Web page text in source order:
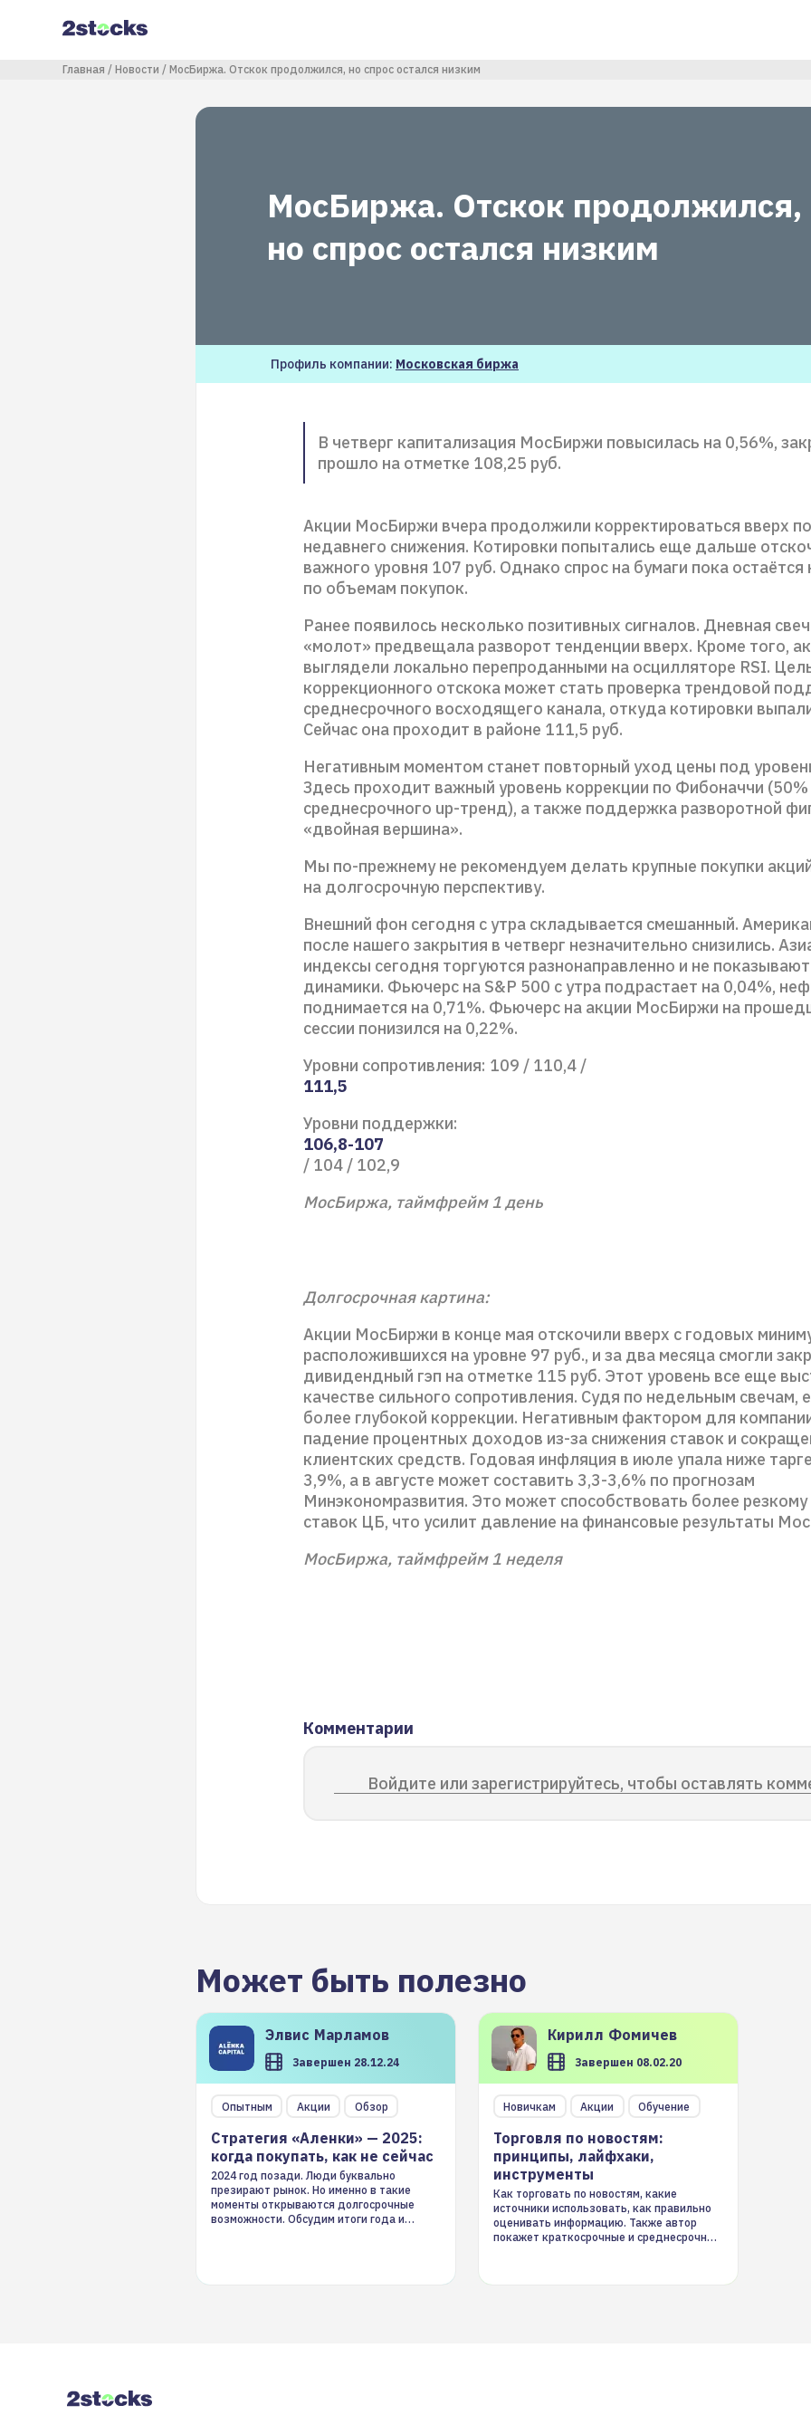
содержанию
Строка навигации
Главная Новости МосБиржа. Отскок продолжился, но спрос остался низким
МосБиржа. Отскок продолжился,
но спрос остался низким
Профиль компании: Московская биржа
В четверг капитализация МосБиржи повысилась на 0,56%,
прошло на отметке 108,25 руб.
Акции МосБиржи вчера продолжили корректироваться вверх
недавнего снижения. Котировки попытались еще дальше
важного уровня 107 руб. Однако спрос на бумаги пока остаётся
по объемам покупок.
Ранее появилось несколько позитивных сигналов. Дневная
«молот» предвещала разворот тенденции вверх. Кроме того,
выглядели локально перепроданными на осцилляторе RSI.
коррекционного отскока может стать проверка трендовой
среднесрочного восходящего канала, откуда котировки
Сейчас она проходит в районе 111,5 руб.
Негативным моментом станет повторный уход цены под
Здесь проходит важный уровень коррекции по Фибоначчи (50%
среднесрочного up-тренд), а также поддержка разворотной
«двойная вершина».
Мы по-прежнему не рекомендуем делать крупные покупки
на долгосрочную перспективу.
Внешний фон сегодня с утра складывается смешанный.
после нашего закрытия в четверг незначительно снизились.
индексы сегодня торгуются разнонаправленно и не
динамики. Фьючерс на S&P 500 с утра подрастает на 0,04%,
поднимается на 0,71%. Фьючерс на акции МосБиржи на
сессии понизился на 0,22%.
Уровни сопротивления: 109 / 110,4 /
111,5
Уровни поддержки:
106,8-107
/ 104 / 102,9
МосБиржа, таймфрейм 1 день
Долгосрочная картина:
Акции МосБиржи в конце мая отскочили вверх с годовых
расположившихся на уровне 97 руб., и за два месяца смогли
дивидендный гэп на отметке 115 руб. Этот уровень все еще
качестве сильного сопротивления. Судя по недельным свечам,
более глубокой коррекции. Негативным фактором для
падение процентных доходов из-за снижения ставок и
клиентских средств. Годовая инфляция в июле упала ниже
3,9%, а в августе может составить 3,3-3,6% по прогнозам
Минэкономразвития. Это может способствовать более
ставок ЦБ, что усилит давление на финансовые результаты
МосБиржа, таймфрейм 1 неделя
Комментарии
Войдите или зарегистрируйтесь, чтобы оставлять
Может быть полезно
Элвис Марламов
Завершен 28.12.24
Опытным Акции Обзор
Стратегия «Аленки» — 2025:
когда покупать, как не сейчас
2024 год позади. Люди буквально
презирают рынок. Но именно в такие
моменты открываются долгосрочные
возможности. Обсудим итоги года и
Кирилл Фомичев
Завершен 08.02.20
Новичкам Акции Обучение
Торговля по новостям:
принципы, лайфхаки,
инструменты
Как торговать по новостям, какие
источники использовать, как правильно
оценивать информацию. Также автор
покажет краткосрочные и среднесрочные